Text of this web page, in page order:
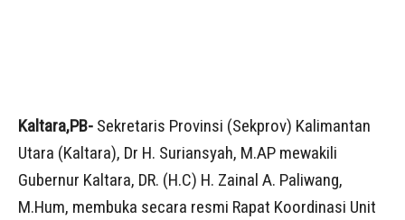
Kaltara,PB- Sekretaris Provinsi (Sekprov) Kalimantan
Utara (Kaltara), Dr H. Suriansyah, M.AP mewakili
Gubernur Kaltara, DR. (H.C) H. Zainal A. Paliwang,
M.Hum, membuka secara resmi Rapat Koordinasi Unit